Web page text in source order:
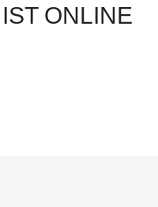
ONLINE